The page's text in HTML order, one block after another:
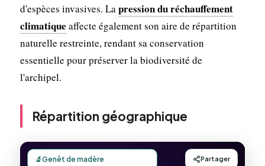
d'espèces invasives. Lapression du réchauffement
climatique affecte également son aire de répartition
naturelle restreinte, rendant sa conservation
essentielle pour préserver la biodiversité de
l'archipel.
Répartition géographique